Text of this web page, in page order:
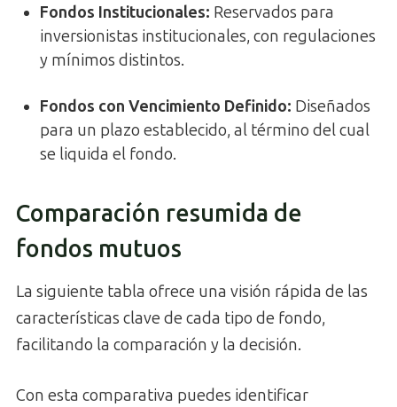
Fondos Institucionales: Reservados para
inversionistas institucionales, con regulaciones
y mínimos distintos.
Fondos con Vencimiento Definido: Diseñados
para un plazo establecido, al término del cual
se liquida el fondo.
Comparación resumida de
fondos mutuos
La siguiente tabla ofrece una visión rápida de las
características clave de cada tipo de fondo,
facilitando la comparación y la decisión.
Con esta comparativa puedes identificar